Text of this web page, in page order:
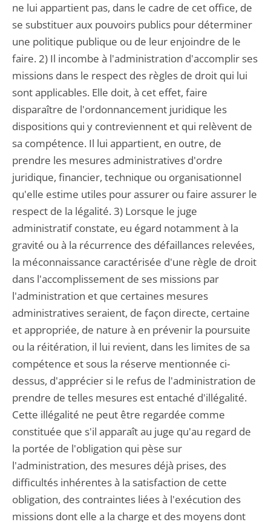
ne lui appartient pas, dans le cadre de cet office, de
se substituer aux pouvoirs publics pour déterminer
une politique publique ou de leur enjoindre de le
faire. 2) Il incombe à l'administration d'accomplir ses
missions dans le respect des règles de droit qui lui
sont applicables. Elle doit, à cet effet, faire
disparaître de l'ordonnancement juridique les
dispositions qui y contreviennent et qui relèvent de
sa compétence. Il lui appartient, en outre, de
prendre les mesures administratives d'ordre
juridique, financier, technique ou organisationnel
qu'elle estime utiles pour assurer ou faire assurer le
respect de la légalité. 3) Lorsque le juge
administratif constate, eu égard notamment à la
gravité ou à la récurrence des défaillances relevées,
la méconnaissance caractérisée d'une règle de droit
dans l'accomplissement de ses missions par
l'administration et que certaines mesures
administratives seraient, de façon directe, certaine
et appropriée, de nature à en prévenir la poursuite
ou la réitération, il lui revient, dans les limites de sa
compétence et sous la réserve mentionnée ci-
dessus, d'apprécier si le refus de l'administration de
prendre de telles mesures est entaché d'illégalité.
Cette illégalité ne peut être regardée comme
constituée que s'il apparaît au juge qu'au regard de
la portée de l'obligation qui pèse sur
l'administration, des mesures déjà prises, des
difficultés inhérentes à la satisfaction de cette
obligation, des contraintes liées à l'exécution des
missions dont elle a la charge et des moyens dont